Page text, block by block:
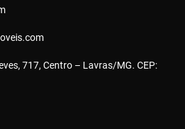
717, Centro – Lavras/MG. CEP: